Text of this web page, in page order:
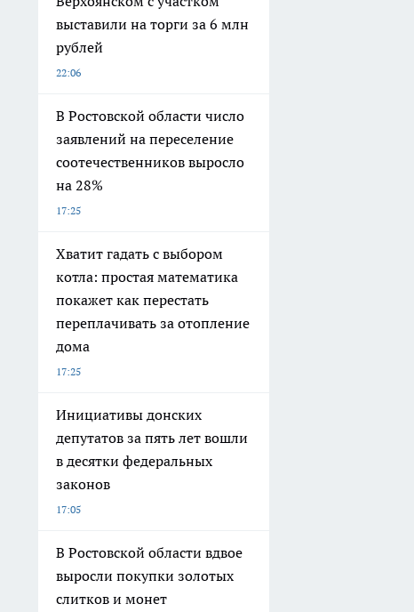
выставили на торги за 6 млн
рублей
22:06
В Ростовской области число
заявлений на переселение
соотечественников выросло
на 28%
17:25
Хватит гадать с выбором
котла: простая математика
покажет как перестать
переплачивать за отопление
дома
17:25
Инициативы донских
депутатов за пять лет вошли
в десятки федеральных
законов
17:05
В Ростовской области вдвое
выросли покупки золотых
слитков и монет